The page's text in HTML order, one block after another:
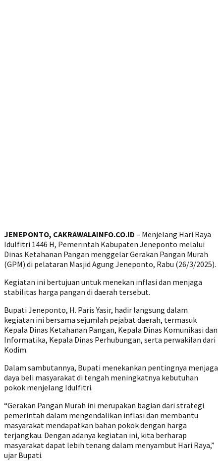
JENEPONTO, CAKRAWALAINFO.CO.ID – Menjelang Hari Raya
Idulfitri 1446 H, Pemerintah Kabupaten Jeneponto melalui
Dinas Ketahanan Pangan menggelar Gerakan Pangan Murah
(GPM) di pelataran Masjid Agung Jeneponto, Rabu (26/3/2025).
Kegiatan ini bertujuan untuk menekan inflasi dan menjaga
stabilitas harga pangan di daerah tersebut.
Bupati Jeneponto, H. Paris Yasir, hadir langsung dalam
kegiatan ini bersama sejumlah pejabat daerah, termasuk
Kepala Dinas Ketahanan Pangan, Kepala Dinas Komunikasi dan
Informatika, Kepala Dinas Perhubungan, serta perwakilan dari
Kodim.
Dalam sambutannya, Bupati menekankan pentingnya menjaga
daya beli masyarakat di tengah meningkatnya kebutuhan
pokok menjelang Idulfitri.
“Gerakan Pangan Murah ini merupakan bagian dari strategi
pemerintah dalam mengendalikan inflasi dan membantu
masyarakat mendapatkan bahan pokok dengan harga
terjangkau. Dengan adanya kegiatan ini, kita berharap
masyarakat dapat lebih tenang dalam menyambut Hari Raya,”
ujar Bupati.